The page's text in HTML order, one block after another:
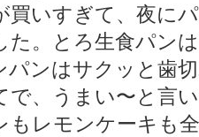
買いすぎて、夜に
た。とろ生食パン
パンはサクッと歯
で、うまい〜と言
もレモンケーキも